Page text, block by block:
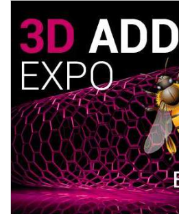
De miércoles a sábado - 10h / 19h